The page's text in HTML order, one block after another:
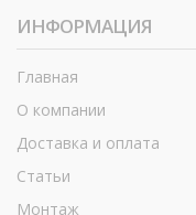
ИНФОРМАЦИЯ
Главная
О компании
Доставка и оплата
Статьи
Монтаж